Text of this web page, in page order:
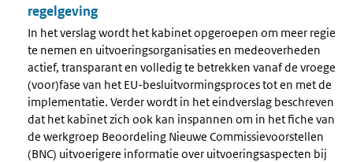
regelgeving
In het verslag wordt het kabinet opgeroepen om meer regie
te nemen en uitvoeringsorganisaties en medeoverheden
actief, transparant en volledig te betrekken vanaf de vroege
(voor)fase van het EU-besluitvormingsproces tot en met de
implementatie. Verder wordt in het eindverslag beschreven
dat het kabinet zich ook kan inspannen om in het fiche van
de werkgroep Beoordeling Nieuwe Commissievoorstellen
(BNC) uitvoerigere informatie over uitvoeringsaspecten bij